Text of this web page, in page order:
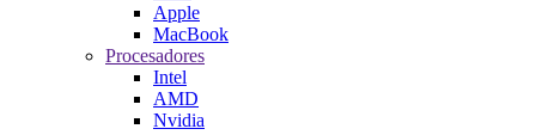
Apple
MacBook
Procesadores
Intel
AMD
Nvidia